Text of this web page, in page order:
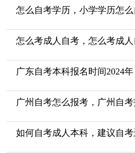
怎么自考学历，小学学历怎
怎么考成人自考，怎么考成
广州自考怎么报考，广州自
如何自考成人本科，建议自